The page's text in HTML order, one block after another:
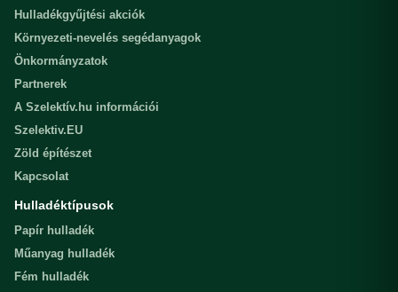
Hulladékgyűjtési akciók
Környezeti-nevelés segédanyagok
Önkormányzatok
Partnerek
A Szelektív.hu információi
Szelektiv.EU
Zöld építészet
Kapcsolat
Hulladéktípusok
Papír hulladék
Műanyag hulladék
Fém hulladék